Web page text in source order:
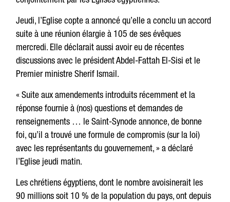
Jeudi, l’Eglise copte a annoncé qu’elle a conclu un accord
suite à une réunion élargie à 105 de ses évêques
mercredi. Elle déclarait aussi avoir eu de récentes
discussions avec le président Abdel-Fattah El-Sisi et le
Premier ministre Sherif Ismail.
« Suite aux amendements introduits récemment et la
réponse fournie à (nos) questions et demandes de
renseignements … le Saint-Synode annonce, de bonne
foi, qu’il a trouvé une formule de compromis (sur la loi)
avec les représentants du gouvernement, » a déclaré
l’Eglise jeudi matin.
Les chrétiens égyptiens, dont le nombre avoisinerait les
90 millions soit 10 % de la population du pays, ont depuis